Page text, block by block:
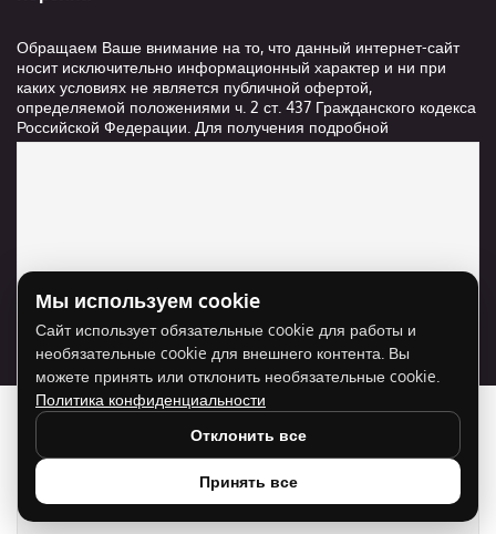
Обращаем Ваше внимание на то, что данный интернет-сайт
носит исключительно информационный характер и ни при
каких условиях не является публичной офертой,
определяемой положениями ч. 2 ст. 437 Гражданского кодекса
Российской Федерации. Для получения подробной
информации о стоимости и сроках выполнения услуг,
Для отображения карты нужно разрешить
использование cookie для внешнего контента.
Разрешить cookie
Мы используем cookie
Сайт использует обязательные cookie для работы и
необязательные cookie для внешнего контента. Вы
можете принять или отклонить необязательные cookie.
Политика конфиденциальности
Отклонить все
Принять все